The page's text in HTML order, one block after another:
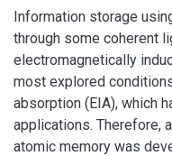
Information storage
through some coherent
electromagnetically
most explored
absorption (EIA), which
applications. Therefore,
atomic memory was